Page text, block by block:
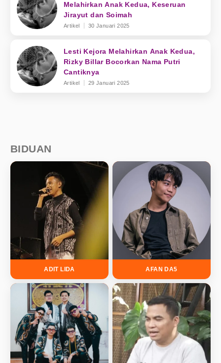
Melahirkan Anak Kedua, Keseruan
Jirayut dan Soimah
Artikel 30 Januari 2025
Lesti Kejora Melahirkan Anak Kedua,
Rizky Billar Bocorkan Nama Putri
Cantiknya
Artikel 29 Januari 2025
BIDUAN
ADIT LIDA AFAN DA5